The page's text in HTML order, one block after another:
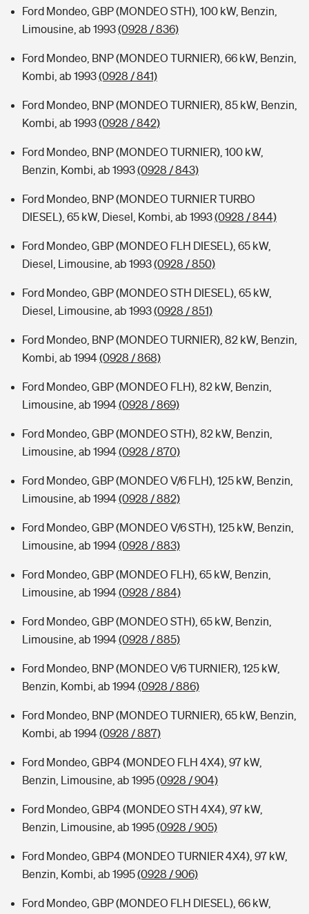
Ford Mondeo, GBP (MONDEO STH), 100 kW, Benzin,
Limousine, ab 1993(0928 / 836)
Ford Mondeo, BNP (MONDEO TURNIER), 66 kW, Benzin,
Kombi, ab 1993(0928 / 841)
Ford Mondeo, BNP (MONDEO TURNIER), 85 kW, Benzin,
Kombi, ab 1993(0928 / 842)
Ford Mondeo, BNP (MONDEO TURNIER), 100 kW,
Benzin, Kombi, ab 1993(0928 / 843)
Ford Mondeo, BNP (MONDEO TURNIER TURBO
DIESEL), 65 kW, Diesel, Kombi, ab 1993(0928 / 844)
Ford Mondeo, GBP (MONDEO FLH DIESEL), 65 kW,
Diesel, Limousine, ab 1993(0928 / 850)
Ford Mondeo, GBP (MONDEO STH DIESEL), 65 kW,
Diesel, Limousine, ab 1993(0928 / 851)
Ford Mondeo, BNP (MONDEO TURNIER), 82 kW, Benzin,
Kombi, ab 1994(0928 / 868)
Ford Mondeo, GBP (MONDEO FLH), 82 kW, Benzin,
Limousine, ab 1994(0928 / 869)
Ford Mondeo, GBP (MONDEO STH), 82 kW, Benzin,
Limousine, ab 1994(0928 / 870)
Ford Mondeo, GBP (MONDEO V/6 FLH), 125 kW, Benzin,
Limousine, ab 1994(0928 / 882)
Ford Mondeo, GBP (MONDEO V/6 STH), 125 kW, Benzin,
Limousine, ab 1994(0928 / 883)
Ford Mondeo, GBP (MONDEO FLH), 65 kW, Benzin,
Limousine, ab 1994(0928 / 884)
Ford Mondeo, GBP (MONDEO STH), 65 kW, Benzin,
Limousine, ab 1994(0928 / 885)
Ford Mondeo, BNP (MONDEO V/6 TURNIER), 125 kW,
Benzin, Kombi, ab 1994(0928 / 886)
Ford Mondeo, BNP (MONDEO TURNIER), 65 kW, Benzin,
Kombi, ab 1994(0928 / 887)
Ford Mondeo, GBP4 (MONDEO FLH 4X4), 97 kW,
Benzin, Limousine, ab 1995(0928 / 904)
Ford Mondeo, GBP4 (MONDEO STH 4X4), 97 kW,
Benzin, Limousine, ab 1995(0928 / 905)
Ford Mondeo, GBP4 (MONDEO TURNIER 4X4), 97 kW,
Benzin, Kombi, ab 1995(0928 / 906)
Ford Mondeo, GBP (MONDEO FLH DIESEL), 66 kW,